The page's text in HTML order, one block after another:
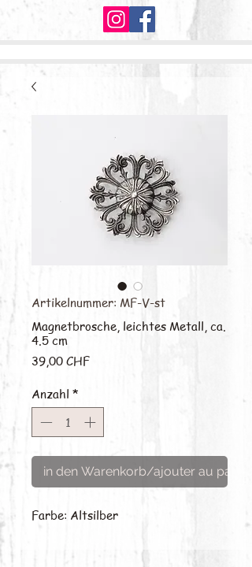
Artikelnummer: MF-V-st
Magnetbrosche, leichtes Metall, ca.
4.5 cm
39,00 CHFPreis
Anzahl *
in den Warenkorb/ajouter au panier
Farbe: Altsilber